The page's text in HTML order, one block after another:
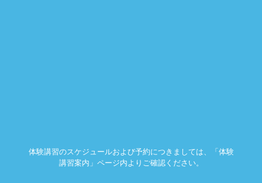
体験講習のスケジュールおよび予約につきましては、「体験
講習案内」ページ内よりご確認ください。